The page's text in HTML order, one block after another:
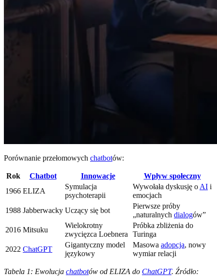
Porównanie przełomowych chatbotów:
Rok Chatbot Innowacje
Wpływ społeczny
1966 ELIZA
Symulacja
psychoterapii
Wywołała dyskusję o AI i
emocjach
1988 Jabberwacky Uczący się bot
Pierwsze próby
„naturalnych dialogów”
2016 Mitsuku
Wielokrotny
zwycięzca Loebnera
Próbka zbliżenia do
Turinga
2022 ChatGPT
Gigantyczny model
językowy
Masowa adopcja, nowy
wymiar relacji
Tabela 1: Ewolucja chatbotów od ELIZA do ChatGPT. Źródło: